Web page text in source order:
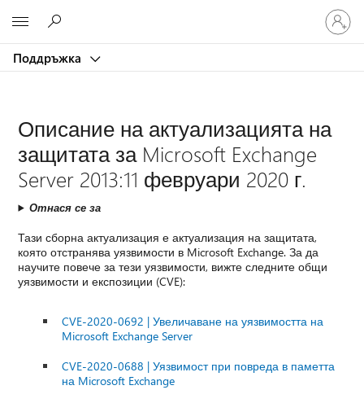
Поддръжка
Влезте
във
вашия
Описание на актуализацията на
защитата за Microsoft Exchange
Server 2013:11 февруари 2020 г.
Отнася се за
Тази сборна актуализация е актуализация на защитата,
която отстранява уязвимости в Microsoft Exchange. За да
научите повече за тези уязвимости, вижте следните общи
уязвимости и експозиции (CVE):
CVE-2020-0692 | Увеличаване на уязвимостта на
Microsoft Exchange Server
CVE-2020-0688 | Уязвимост при повреда в паметта
на Microsoft Exchange